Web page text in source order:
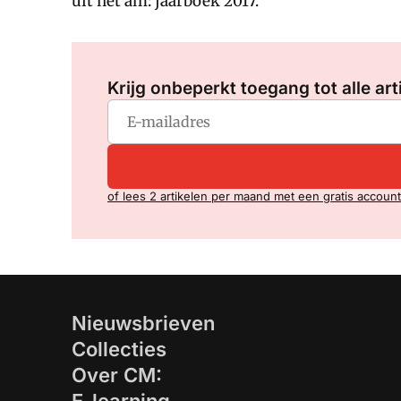
Krijg onbeperkt toegang tot alle
of lees 2 artikelen per maand met een gratis account
Nieuwsbrieven
Collecties
Over CM: